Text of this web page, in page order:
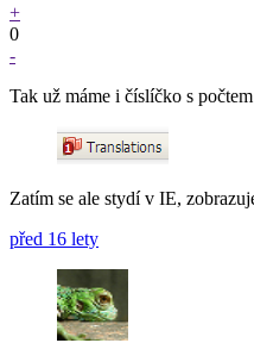
+
0
-
Tak už máme i číslíčko s
Zatím se ale stydí v IE,
před 16 lety